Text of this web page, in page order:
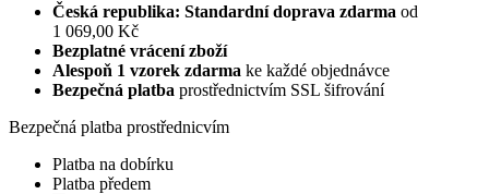
Česká republika: Standardní doprava zdarma od
1 069,00 Kč
Bezplatné vrácení zboží
Alespoň 1 vzorek zdarma ke každé objednávce
Bezpečná platba prostřednictvím SSL šifrování
Bezpečná platba prostřednicvím
Platba na dobírku
Platba předem